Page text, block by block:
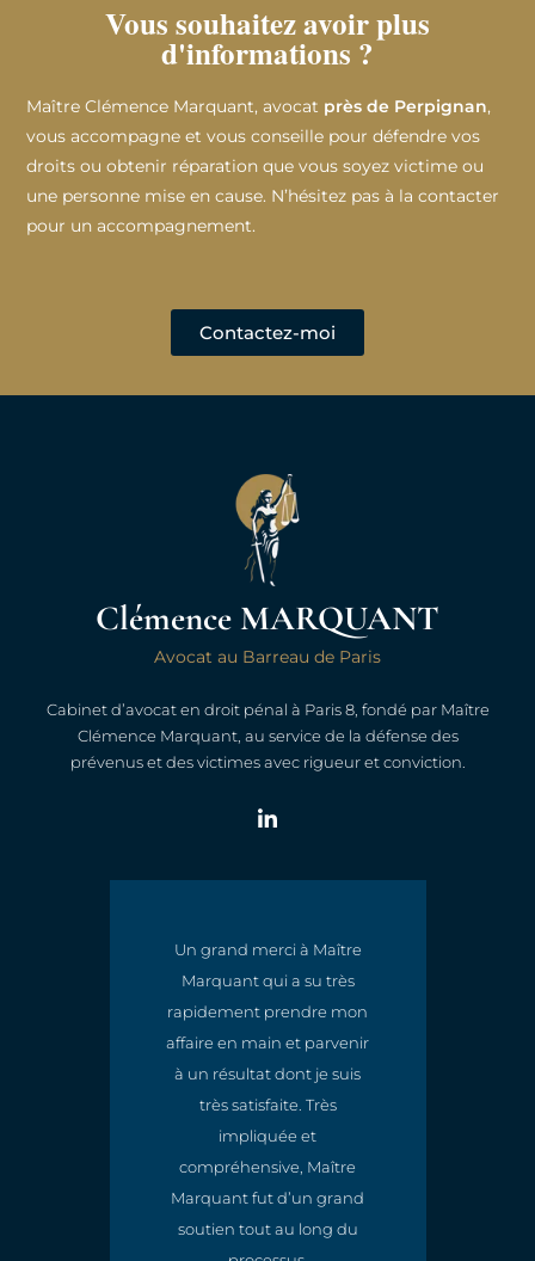
Vous souhaitez avoir plus
d'informations ?
Maître Clémence Marquant, avocat près de Perpignan,
vous accompagne et vous conseille pour défendre vos
droits ou obtenir réparation que vous soyez victime ou
une personne mise en cause. N’hésitez pas à la contacter
pour un accompagnement.
Contactez-moi
Clémence MARQUANT
Avocat au Barreau de Paris
Cabinet d’avocat en droit pénal à Paris 8, fondé par Maître
Clémence Marquant, au service de la défense des
prévenus et des victimes avec rigueur et conviction.
Un grand merci à Maître
Marquant qui a su très
rapidement prendre mon
affaire en main et parvenir
à un résultat dont je suis
très satisfaite. Très
impliquée et
compréhensive, Maître
Marquant fut d’un grand
soutien tout au long du